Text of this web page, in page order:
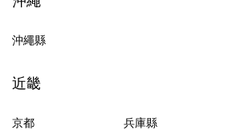
沖繩縣
近畿
京都 兵庫縣